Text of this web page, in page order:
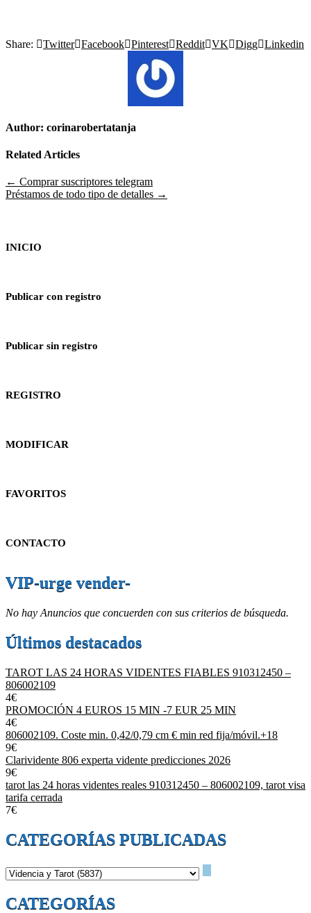
Share: Twitter Facebook Pinterest Reddit VK Digg Linkedin
Author: corinarobertatanja
Related Articles
Navegación
de
← Comprar suscriptores telegram
Préstamos de todo tipo de detalles →
INICIO
Publicar con registro
Publicar sin registro
REGISTRO
MODIFICAR
FAVORITOS
CONTACTO
VIP-urge vender-
No hay Anuncios que concuerden con sus criterios de búsqueda.
Últimos destacados
TAROT LAS 24 HORAS VIDENTES FIABLES 910312450 –
806002109
4€
PROMOCIÓN 4 EUROS 15 MIN -7 EUR 25 MIN
4€
806002109. Coste min. 0,42/0,79 cm € min red fija/móvil.+18
9€
Clarividente 806 experta vidente predicciones 2026
9€
tarot las 24 horas videntes reales 910312450 – 806002109, tarot visa
tarifa cerrada
7€
CATEGORÍAS PUBLICADAS
CATEGORÍAS